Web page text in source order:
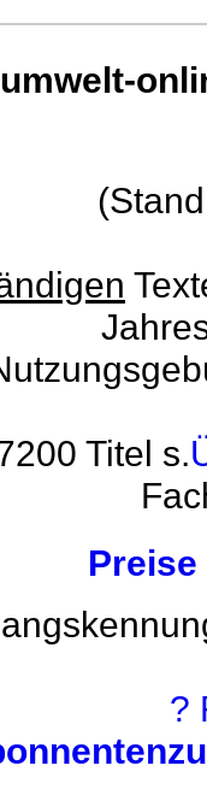
umwelt-
Titel s.
?